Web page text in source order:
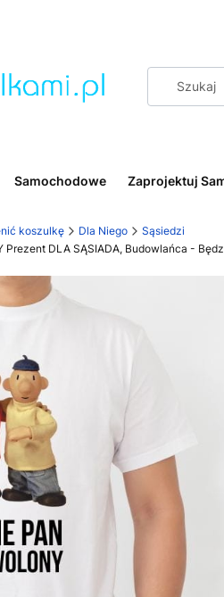
Samochodowe Zaprojektuj
koszulkę Dla Niego
Sąsiedzi
Prezent DLA SĄSIADA, Budowlańca -